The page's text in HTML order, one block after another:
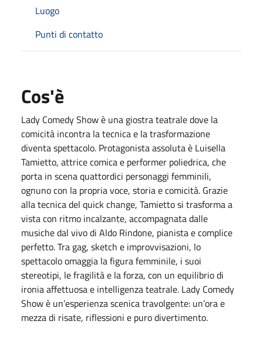
Luogo
Punti di contatto
Cos'è
Lady Comedy Show è una giostra teatrale dove la
comicità incontra la tecnica e la trasformazione
diventa spettacolo. Protagonista assoluta è Luisella
Tamietto, attrice comica e performer poliedrica, che
porta in scena quattordici personaggi femminili,
ognuno con la propria voce, storia e comicità. Grazie
alla tecnica del quick change, Tamietto si trasforma a
vista con ritmo incalzante, accompagnata dalle
musiche dal vivo di Aldo Rindone, pianista e complice
perfetto. Tra gag, sketch e improvvisazioni, lo
spettacolo omaggia la figura femminile, i suoi
stereotipi, le fragilità e la forza, con un equilibrio di
ironia affettuosa e intelligenza teatrale. Lady Comedy
Show è un’esperienza scenica travolgente: un’ora e
mezza di risate, riflessioni e puro divertimento.